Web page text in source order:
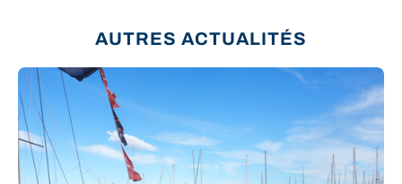
AUTRES ACTUALITÉS